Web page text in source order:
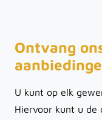
Ontvang
U kunt op elk
Hiervoor kunt u de